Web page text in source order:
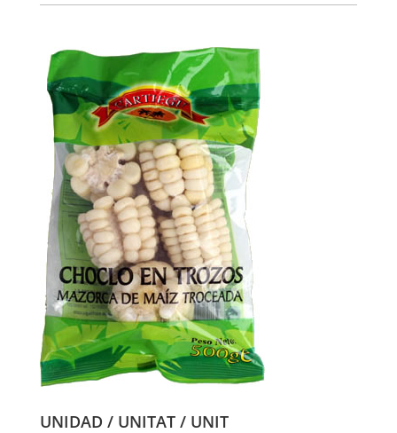
UNIDAD / UNITAT / UNIT